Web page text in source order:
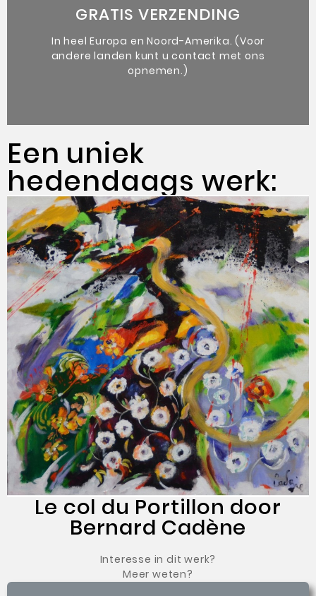
GRATIS VERZENDING
In heel Europa en Noord-Amerika. (Voor
andere landen kunt u contact met ons
opnemen.)
Unieke originele kunstwerken
Een uniek
hedendaags werk:
Le col du Portillon door
Bernard Cadène
Interesse in dit werk?
Meer weten?